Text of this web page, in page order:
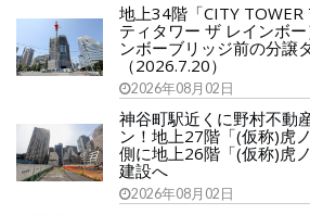
地上34階「CITY
ティタワー ザ レインボ
ンボーブリッジ前の分譲
（2026.7.20）
2026年08月02日
神谷町駅近くに野村不動
ン！地上27階「(仮称)虎
側に地上26階「(仮称)虎
建設へ
2026年08月02日